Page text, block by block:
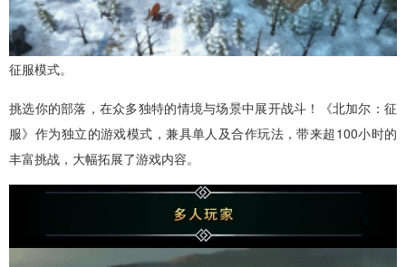
征服模式。
挑选你的部落，在众多独特的情境与场景中展开战斗！《北加尔：征
服》作为独立的游戏模式，兼具单人及合作玩法，带来超100小时的
丰富挑战，大幅拓展了游戏内容。